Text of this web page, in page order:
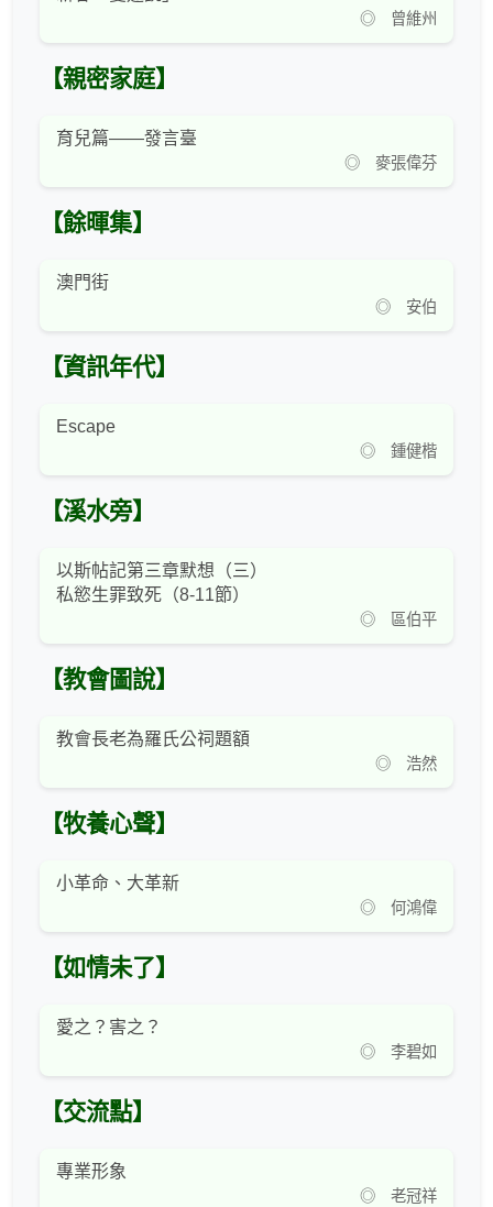
◎ 曾維州
【親密家庭】
育兒篇——發言臺
◎ 麥張偉芬
【餘暉集】
澳門街
◎ 安伯
【資訊年代】
Escape
◎ 鍾健楷
【溪水旁】
以斯帖記第三章默想（三）
私慾生罪致死（8-11節）
◎ 區伯平
【教會圖說】
教會長老為羅氏公祠題額
◎ 浩然
【牧養心聲】
小革命、大革新
◎ 何鴻偉
【如情未了】
愛之？害之？
◎ 李碧如
【交流點】
專業形象
◎ 老冠祥